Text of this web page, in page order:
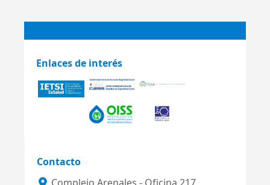
Enlaces de interés
Contacto